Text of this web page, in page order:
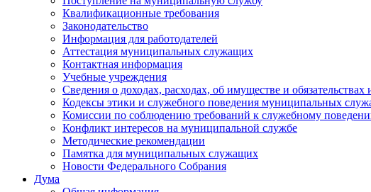
Квалификационные требования
Законодательство
Информация для работодателей
Аттестация муниципальных служащих
Контактная информация
Учебные учреждения
Сведения о доходах, расходах, об имуществе и обязательствах
Кодексы этики и служебного поведения муниципальных
Комиссии по соблюдению требований к служебному
Конфликт интересов на муниципальной службе
Методические рекомендации
Памятка для муниципальных служащих
Новости Федерального Cобрания
Дума